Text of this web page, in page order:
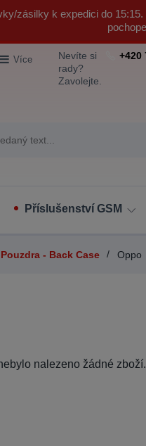
zásilky k expedici do
Více
Nevíte si
rady?
Zavolejte.
+420
Příslušenství GSM
Pouzdra - Back Case Oppo
nalezeno žádné zboží.